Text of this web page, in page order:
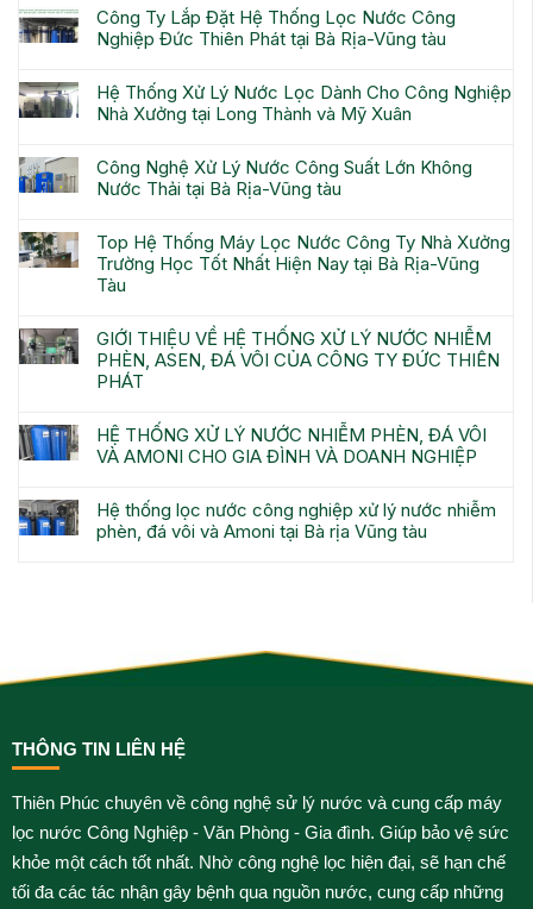
Công Ty Lắp Đặt Hệ Thống Lọc Nước Công
Nghiệp Đức Thiên Phát tại Bà Rịa-Vũng tàu
Hệ Thống Xử Lý Nước Lọc Dành Cho Công Nghiệp
Nhà Xưởng tại Long Thành và Mỹ Xuân
Công Nghệ Xử Lý Nước Công Suất Lớn Không
Nước Thải tại Bà Rịa-Vũng tàu
Top Hệ Thống Máy Lọc Nước Công Ty Nhà Xưởng
Trường Học Tốt Nhất Hiện Nay tại Bà Rịa-Vũng
Tàu
GIỚI THIỆU VỀ HỆ THỐNG XỬ LÝ NƯỚC NHIỄM
PHÈN, ASEN, ĐÁ VÔI CỦA CÔNG TY ĐỨC THIÊN
PHÁT
HỆ THỐNG XỬ LÝ NƯỚC NHIỄM PHÈN, ĐÁ VÔI
VÀ AMONI CHO GIA ĐÌNH VÀ DOANH NGHIỆP
Hệ thống lọc nước công nghiệp xử lý nước nhiễm
phèn, đá vôi và Amoni tại Bà rịa Vũng tàu
THÔNG TIN LIÊN HỆ
Thiên Phúc chuyên về công nghệ sử lý nước và cung cấp máy
lọc nước Công Nghiệp - Văn Phòng - Gia đình. Giúp bảo vệ sức
khỏe một cách tốt nhất. Nhờ công nghệ lọc hiện đại, sẽ hạn chế
tối đa các tác nhận gây bệnh qua nguồn nước, cung cấp những